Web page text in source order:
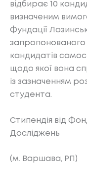
відбирає 10
визначеним
Фундації
запропонованого
кандидатів
щодо якої вона
із зазначенням
студента.
Стипендія від
Досліджень
(м. Варшава, РП)